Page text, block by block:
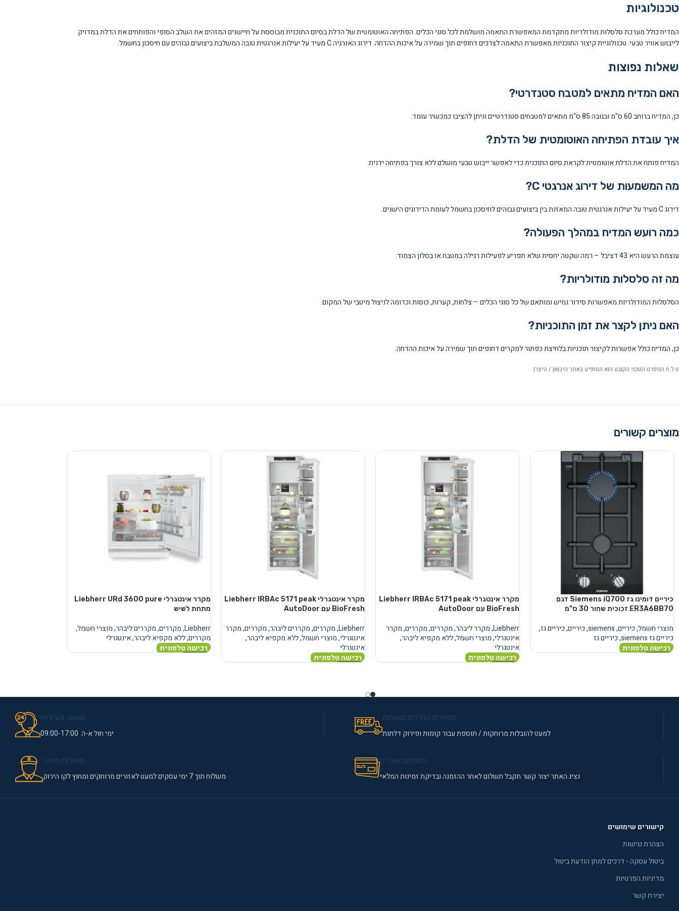
טכנולוגיות
המדיח כולל מערכת סלסלות מודולריות מתקדמת המאפשרת התאמה מושלמת לכל סוגי הכלים. הפתיחה האוטומטית של הדלת בסיום התוכנית מבוססת על חיישנים המזהים את השלב הסופי והפותחים את הדלת במדויק
לייבוש אוויר טבעי. טכנולוגיית קיצור התוכניות מאפשרת התאמה לצרכים דחופים תוך שמירה על איכות ההדחה. דירוג האנרגיה C מעיד על יעילות אנרגטית טובה המשלבת ביצועים גבוהים עם חיסכון בחשמל.
שאלות נפוצות
האם המדיח מתאים למטבח סטנדרטי?
כן, המדיח ברוחב 60 ס"מ ובגובה 85 ס"מ מתאים למטבחים סטנדרטיים וניתן להציבו כמכשיר עומד.
איך עובדת הפתיחה האוטומטית של הדלת?
המדיח פותח את הדלת אוטומטית לקראת סיום התוכנית כדי לאפשר ייבוש טבעי מושלם ללא צורך בפתיחה ידנית.
מה המשמעות של דירוג אנרגטי C?
דירוג C מעיד על יעילות אנרגטית טובה המאזנת בין ביצועים גבוהים לחיסכון בחשמל לעומת הדירוגים הישנים.
כמה רועש המדיח במהלך הפעולה?
עוצמת הרעש היא 43 דציבל – רמה שקטה יחסית שלא תפריע לפעילות רגילה במטבח או בסלון הצמוד.
מה זה סלסלות מודולריות?
הסלסלות המודולריות מאפשרות סידור גמיש ומותאם של כל סוגי הכלים – צלחות, קערות, כוסות וכדומה לניצול מיטבי של המקום.
האם ניתן לקצר את זמן התוכניות?
כן, המדיח כולל אפשרות לקיצור תוכניות בלחיצת כפתור למקרים דחופים תוך שמירה על איכות ההדחה.
ט.ל.ח המפרט הטכני הקובע הוא המופיע באתר היבואן / היצרן
מוצרים קשורים
כיריים דומינו גז Siemens iQ700 דגם
ER3A6BB70 זכוכית שחור 30 ס"מ
מוצרי חשמל,כיריים,
siemens
,כיריים,כיריים גז,
כיריים גז siemens
,כיריים גז
רכישה טלפונית
מקרר אינטגרלי Liebherr IRBAc 5171 peak
BioFresh עם AutoDoor
Liebherr
,מקרר ליבהר,מקררים,מקררים,מקרר
אינטגרלי,מוצרי חשמל,ללא מקפיא ליבהר,
אינטגרלי
רכישה טלפונית
מקרר אינטגרלי Liebherr IRBAc 5171 peak
BioFresh עם AutoDoor
Liebherr
,מקררים,מקררים ליבהר,מקררים,מקרר
אינטגרלי,מוצרי חשמל,ללא מקפיא ליבהר,
אינטגרלי
רכישה טלפונית
מקרר אינטגרלי Liebherr URd 3600 pure
מתחת לשיש
Liebherr
,מקררים,מקררים ליבהר,מוצרי חשמל,
מקררים,ללא מקפיא ליבהר,אינטגרלי
רכישה טלפונית
למעט להובלות מרוחקות / תוספת עבור קומות ופירוק דלתות ימי חול א-ה 09:00-17:00
נציג האתר יצור קשר תקבל תשלום לאחר ההזמנה ובדיקת זמינות המלאי משלוח תוך 7 ימי עסקים למעט לאזורים מרוחקים ומחוץ לקו הירוק
קישורים שימושים
הצהרת נגישות
ביטול עסקה - דרכים למתן הודעת ביטול
מדיניות הפרטיות
יצירת קשר